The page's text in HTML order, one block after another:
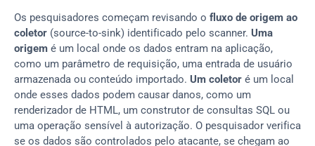
Os pesquisadores começam revisando o fluxo de origem ao
coletor (source-to-sink) identificado pelo scanner. Uma
origem é um local onde os dados entram na aplicação,
como um parâmetro de requisição, uma entrada de usuário
armazenada ou conteúdo importado. Um coletor é um local
onde esses dados podem causar danos, como um
renderizador de HTML, um construtor de consultas SQL ou
uma operação sensível à autorização. O pesquisador verifica
se os dados são controlados pelo atacante, se chegam ao